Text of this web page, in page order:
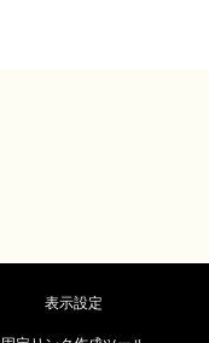
表示設定